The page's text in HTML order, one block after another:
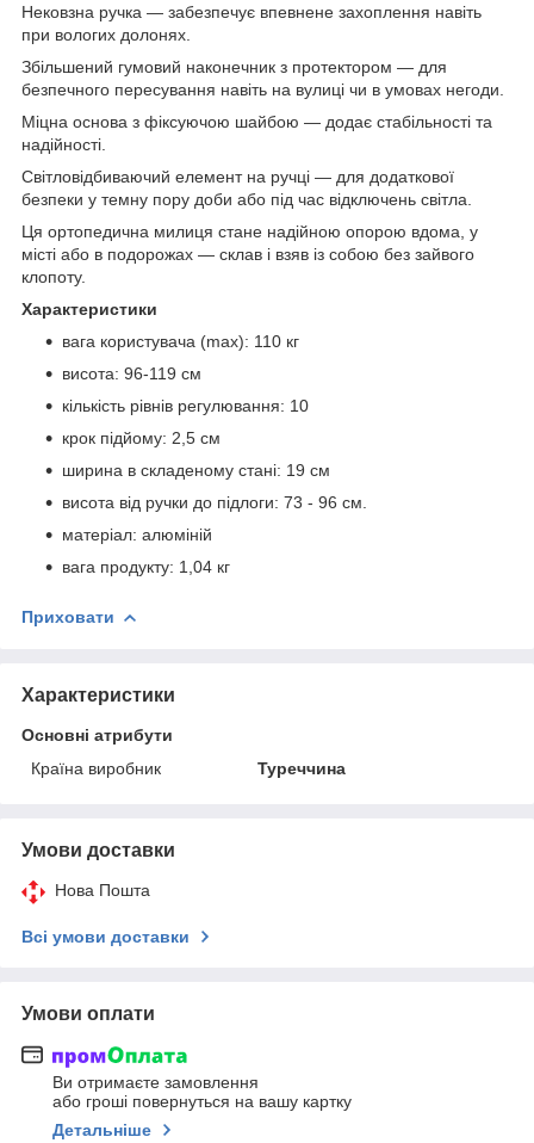
Нековзна ручка — забезпечує впевнене захоплення навіть
при вологих долонях.
Збільшений гумовий наконечник з протектором — для
безпечного пересування навіть на вулиці чи в умовах негоди.
Міцна основа з фіксуючою шайбою — додає стабільності та
надійності.
Світловідбиваючий елемент на ручці — для додаткової
безпеки у темну пору доби або під час відключень світла.
Ця ортопедична милиця стане надійною опорою вдома, у
місті або в подорожах — склав і взяв із собою без зайвого
клопоту.
Характеристики
вага користувача (max): 110 кг
висота: 96-119 см
кількість рівнів регулювання: 10
крок підйому: 2,5 см
ширина в складеному стані: 19 см
висота від ручки до підлоги: 73 - 96 см.
матеріал: алюміній
вага продукту: 1,04 кг
Приховати
Характеристики
Основні атрибути
Країна виробник
Туреччина
Умови доставки
Нова Пошта
Всі умови доставки
Умови оплати
Ви отримаєте замовлення
або гроші повернуться на вашу картку
Детальніше